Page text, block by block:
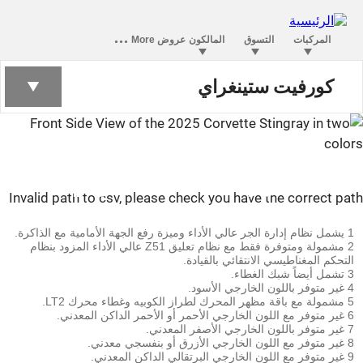
كورفيت ستينغراي
Invalid path to csv, please check you have the correct
2 مشمولة ومتوفرة فقط مع نظام تعليق Z51 عالي الأداء المزود بنظام
التحكم المغناطيسي الانتقائي بالقيادة.